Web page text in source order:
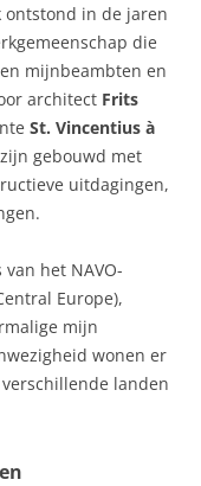
ontstond in de jaren
die
mijnbeambten en
architect Frits
St. Vincentius à
gebouwd met
uitdagingen,
het NAVO-
Europe),
mijn
wonen er
landen